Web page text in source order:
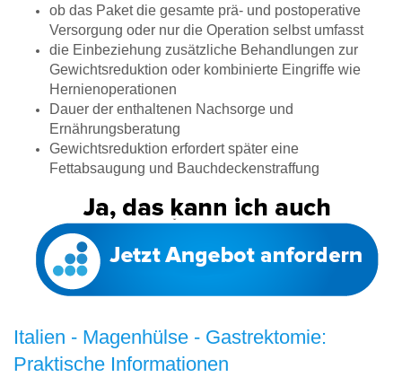
ob das Paket die gesamte prä- und postoperative
Versorgung oder nur die Operation selbst umfasst
die Einbeziehung zusätzliche Behandlungen zur
Gewichtsreduktion oder kombinierte Eingriffe wie
Hernienoperationen
Dauer der enthaltenen Nachsorge und
Ernährungsberatung
Gewichtsreduktion erfordert später eine
Fettabsaugung und Bauchdeckenstraffung
Italien - Magenhülse - Gastrektomie:
Praktische Informationen